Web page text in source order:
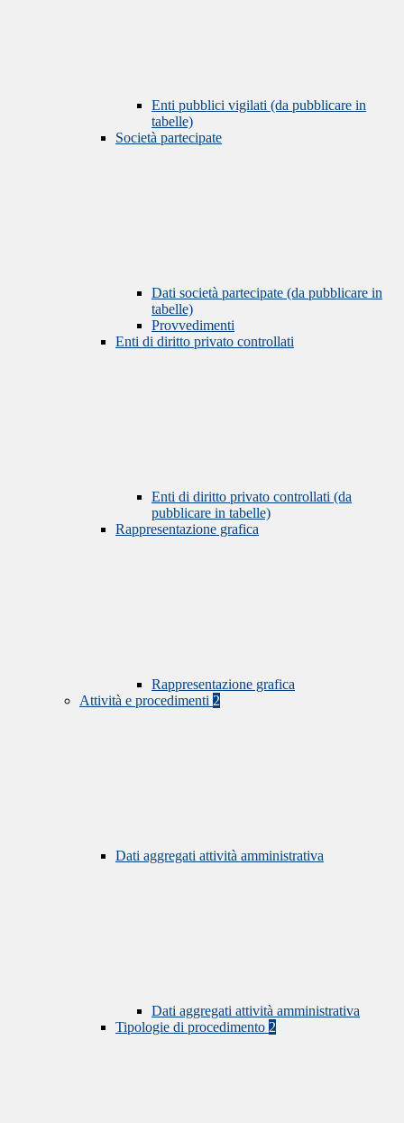
Enti pubblici vigilati (da pubblicare in
tabelle)
Società partecipate
Dati società partecipate (da pubblicare in
tabelle)
Provvedimenti
Enti di diritto privato controllati
Enti di diritto privato controllati (da
pubblicare in tabelle)
Rappresentazione grafica
Rappresentazione grafica
Attività e procedimenti 2
Dati aggregati attività amministrativa
Dati aggregati attività amministrativa
Tipologie di procedimento 2